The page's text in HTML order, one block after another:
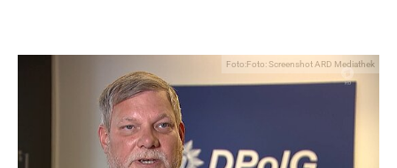
Foto:Foto: Screenshot ARD Mediathek